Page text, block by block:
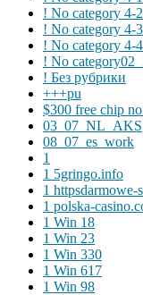
! No category 4-
! No category 4-
! No category 4-
! No
! Без рубрики
+++pu
$300 free chip
03_07_NL_AKS
08_07_es_work
1
1 5gringo.info
1 httpsdarmowe-
1 polska-
1 Win 18
1 Win 23
1 Win 330
1 Win 617
1 Win 98